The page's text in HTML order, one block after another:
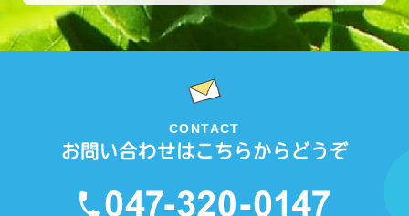
CONTACT
お問い合わせはこちらからどうぞ